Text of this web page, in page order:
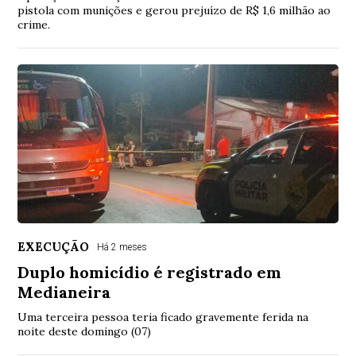
pistola com munições e gerou prejuízo de R$ 1,6 milhão ao
crime.
EXECUÇÃO Há 2 meses
Duplo homicídio é registrado em
Medianeira
Uma terceira pessoa teria ficado gravemente ferida na
noite deste domingo (07)